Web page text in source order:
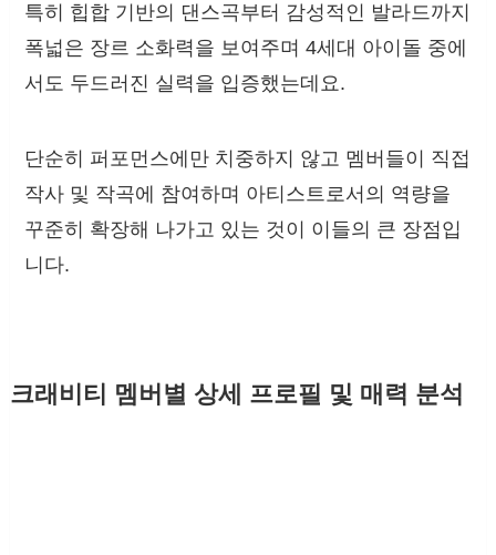
특히 힙합 기반의 댄스곡부터 감성적인 발라드까지
폭넓은 장르 소화력을 보여주며 4세대 아이돌 중에
서도 두드러진 실력을 입증했는데요.
단순히 퍼포먼스에만 치중하지 않고 멤버들이 직접
작사 및 작곡에 참여하며 아티스트로서의 역량을
꾸준히 확장해 나가고 있는 것이 이들의 큰 장점입
니다.
크래비티 멤버별 상세 프로필 및 매력 분석